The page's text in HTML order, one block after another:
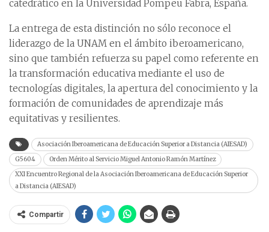
catedrático en la Universidad Pompeu Fabra, España.
La entrega de esta distinción no sólo reconoce el
liderazgo de la UNAM en el ámbito iberoamericano,
sino que también refuerza su papel como referente en
la transformación educativa mediante el uso de
tecnologías digitales, la apertura del conocimiento y la
formación de comunidades de aprendizaje más
equitativas y resilientes.
Asociación Iberoamericana de Educación Superior a Distancia (AIESAD)
G5604
Orden Mérito al Servicio Miguel Antonio Ramón Martínez
XXI Encuentro Regional de la Asociación Iberoamericana de Educación Superior
a Distancia (AIESAD)
Compartir